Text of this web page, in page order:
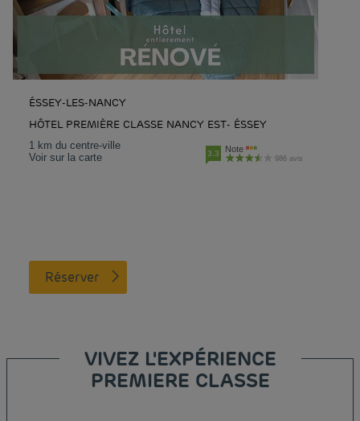
ÉSSEY-LES-NANCY
HÔTEL PREMIÈRE CLASSE NANCY EST- ÉSSEY
1 km du centre-ville
Voir sur la carte
3.3 Note
986 avis
Réserver
VIVEZ L'EXPÉRIENCE
PREMIERE CLASSE